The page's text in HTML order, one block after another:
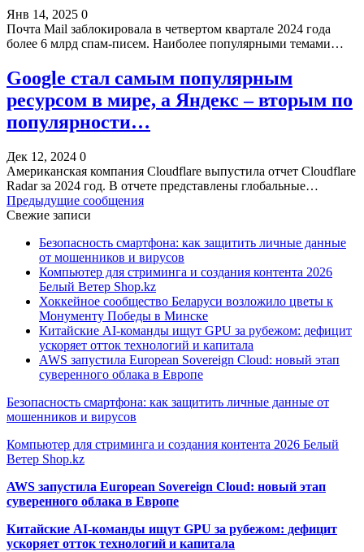
Янв 14, 2025 0
Почта Mail заблокировала в четвертом квартале 2024 года
более 6 млрд спам-писем. Наиболее популярными темами…
Google стал самым популярным
ресурсом в мире, а Яндекс – вторым по
популярности…
Дек 12, 2024 0
Американская компания Cloudflare выпустила отчет Cloudflare
Radar за 2024 год. В отчете представлены глобальные…
Предыдущие сообщения
Свежие записи
Безопасность смартфона: как защитить личные данные
от мошенников и вирусов
Компьютер для стриминга и создания контента 2026
Белый Ветер Shop.kz
Хоккейное сообщество Беларуси возложило цветы к
Монументу Победы в Минске
Китайские AI-команды ищут GPU за рубежом: дефицит
ускоряет отток технологий и капитала
AWS запустила European Sovereign Cloud: новый этап
суверенного облака в Европе
Безопасность смартфона: как защитить личные данные от
мошенников и вирусов
Компьютер для стриминга и создания контента 2026 Белый
Ветер Shop.kz
AWS запустила European Sovereign Cloud: новый этап
суверенного облака в Европе
Китайские AI-команды ищут GPU за рубежом: дефицит
ускоряет отток технологий и капитала